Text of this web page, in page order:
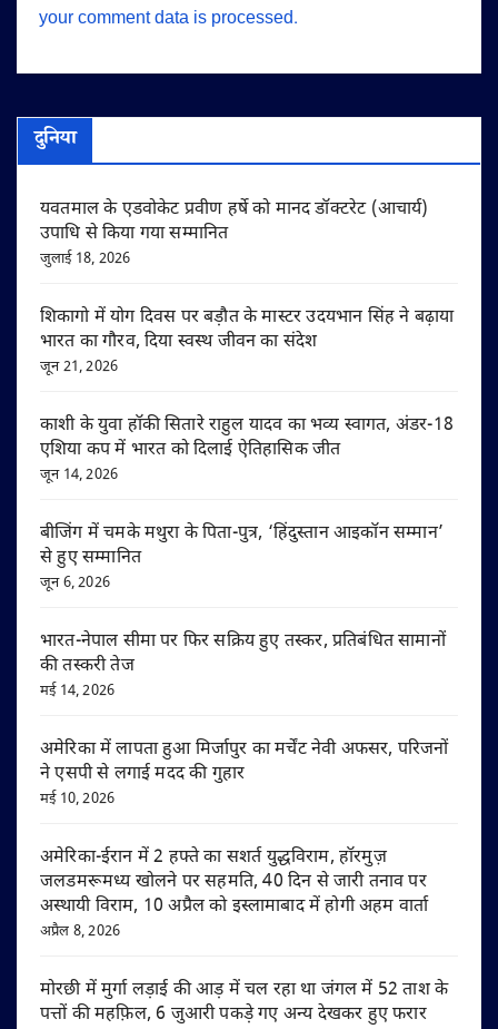
your comment data is processed.
दुनिया
यवतमाल के एडवोकेट प्रवीण हर्षे को मानद डॉक्टरेट (आचार्य)
उपाधि से किया गया सम्मानित
जुलाई 18, 2026
शिकागो में योग दिवस पर बड़ौत के मास्टर उदयभान सिंह ने बढ़ाया
भारत का गौरव, दिया स्वस्थ जीवन का संदेश
जून 21, 2026
काशी के युवा हॉकी सितारे राहुल यादव का भव्य स्वागत, अंडर-18
एशिया कप में भारत को दिलाई ऐतिहासिक जीत
जून 14, 2026
बीजिंग में चमके मथुरा के पिता-पुत्र, ‘हिंदुस्तान आइकॉन सम्मान’
से हुए सम्मानित
जून 6, 2026
भारत-नेपाल सीमा पर फिर सक्रिय हुए तस्कर, प्रतिबंधित सामानों
की तस्करी तेज
मई 14, 2026
अमेरिका में लापता हुआ मिर्जापुर का मर्चेंट नेवी अफसर, परिजनों
ने एसपी से लगाई मदद की गुहार
मई 10, 2026
अमेरिका-ईरान में 2 हफ्ते का सशर्त युद्धविराम, हॉरमुज़
जलडमरूमध्य खोलने पर सहमति, 40 दिन से जारी तनाव पर
अस्थायी विराम, 10 अप्रैल को इस्लामाबाद में होगी अहम वार्ता
अप्रैल 8, 2026
मोरछी में मुर्गा लड़ाई की आड़ में चल रहा था जंगल में 52 ताश के
पत्तों की महफ़िल, 6 जुआरी पकड़े गए अन्य देखकर हुए फरार